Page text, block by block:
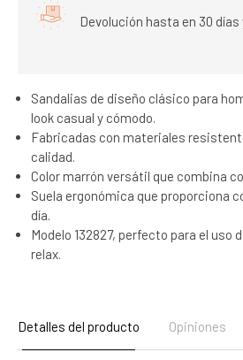
Devolución hasta en 30 días
Sandalias de diseño clásico para
look casual y cómodo.
Fabricadas con materiales
calidad.
Color marrón versátil que combina
Suela ergonómica que proporciona
día.
Modelo 132827, perfecto para el uso
relax.
Detalles del producto Opiniones